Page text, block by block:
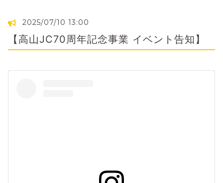
2025/07/10 13:00
【高山JC70周年記念事業 イベント告知】